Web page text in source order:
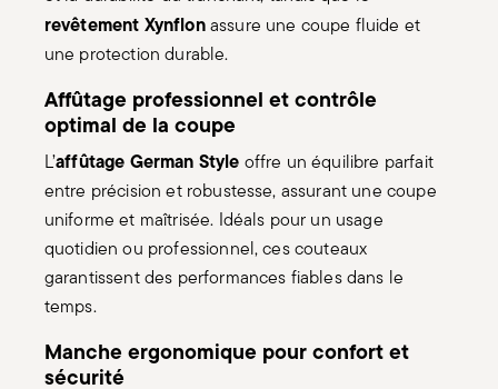
une protection durable.
Affûtage professionnel et contrôle
optimal de la coupe
L’affûtage German Style
entre précision et robustesse, assurant une coupe
uniforme et maîtrisée. Idéals pour un usage
quotidien ou professionnel, ces couteaux
garantissent des performances fiables dans le
temps.
Manche ergonomique pour confort et
sécurité
Lemanche en nylon renforcé de fibre de verre